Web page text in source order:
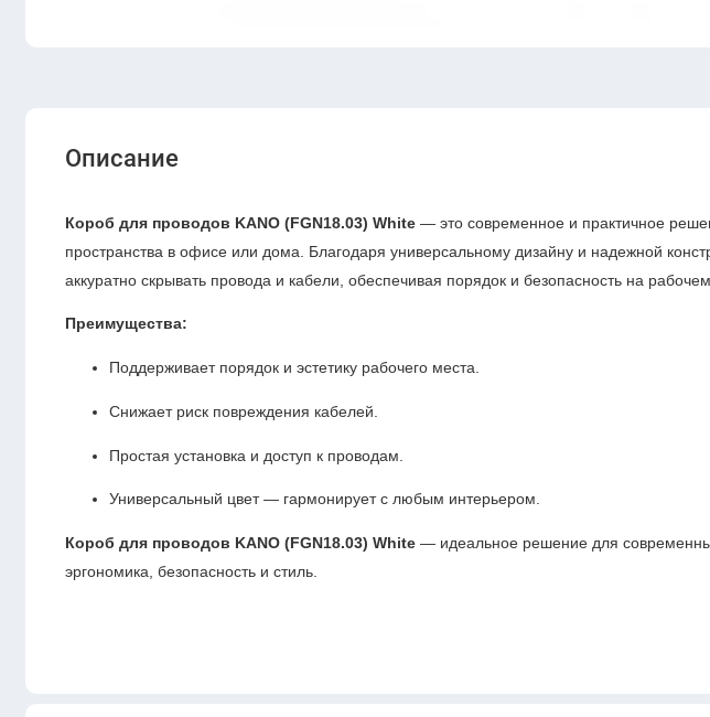
Описание
Короб для проводов KANO (FGN18.03) White — это современное и практичное
пространства в офисе или дома. Благодаря универсальному дизайну и надежной
аккуратно скрывать провода и кабели, обеспечивая порядок и безопасность на
Преимущества:
Поддерживает порядок и эстетику рабочего места.
Снижает риск повреждения кабелей.
Простая установка и доступ к проводам.
Универсальный цвет — гармонирует с любым интерьером.
Короб для проводов KANO (FGN18.03) White — идеальное решение для
эргономика, безопасность и стиль.